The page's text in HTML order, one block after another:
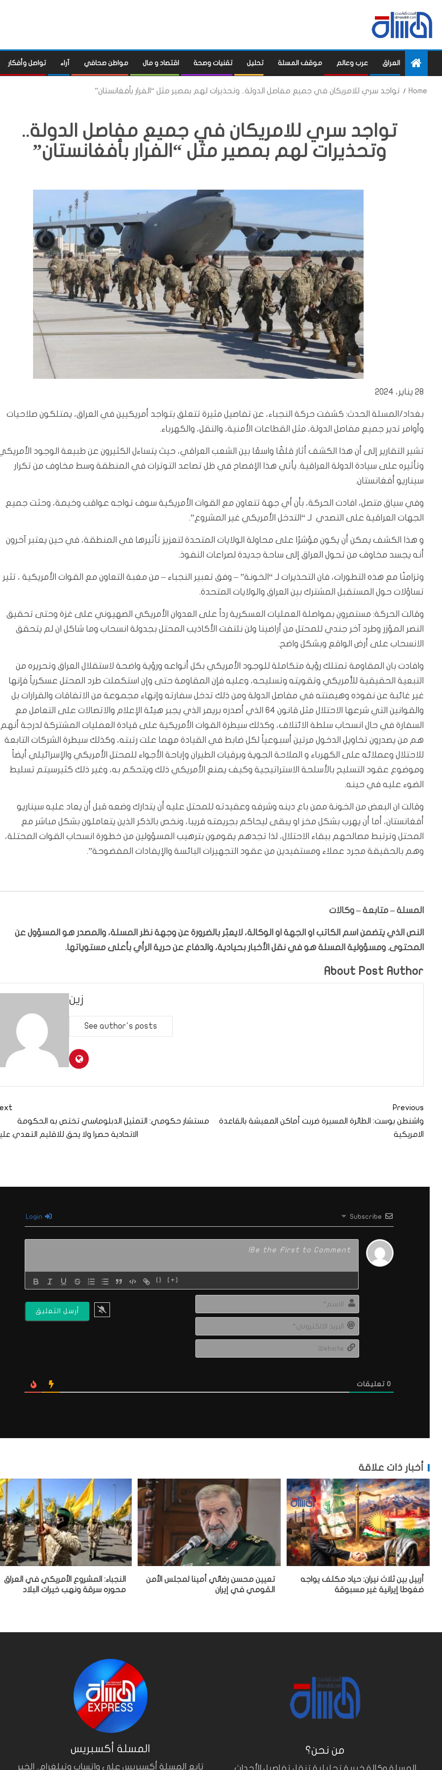
العراق عرب وعالم موقف المسلة تحليل تقنيات وصحة اقتصاد و مال مواطن صحافي آراء تواصل وأفكار
Home تواجد سري للامريكان في جميع مفاصل الدولة.. وتحذيرات لهم بمصير مثل “الفرار بأفغانستان”
تواجد سري للامريكان في جميع مفاصل الدولة..
وتحذيرات لهم بمصير مثل “الفرار بأفغانستان”
28 يناير، 2024
بغداد/المسلة الحدث: كشفت حركة النجباء، عن تفاصيل مثيرة تتعلق بتواجد أمريكيين في العراق، يمتلكون صلاحيات
وأوامر تدير جميع مفاصل الدولة، مثل القطاعات الأمنية، والنقل، والكهرباء.
تشير التقارير إلى أن هذا الكشف أثار قلقًا واسعًا بين الشعب العراقي، حيث يتساءل الكثيرون عن طبيعة الوجود
وتأثيره على سيادة الدولة العراقية. يأتي هذا الإفصاح في ظل تصاعد التوترات في المنطقة وسط مخاوف من تكرار
سيناريو أفغانستان.
وفي سياق متصل، افادت الحركة، بأن أي جهة تتعاون مع القوات الأمريكية سوف تواجه عواقب وخيمة، وحثت جميع
الجهات العراقية على التصدي لـ “التدخل الأمريكي غير المشروع”.
و هذا الكشف يمكن أن يكون مؤشرًا على محاولة الولايات المتحدة لتعزيز تأثيرها في المنطقة، في حين يعتبر آخرون
أنه يجسد مخاوف من تحول العراق إلى ساحة جديدة لصراعات النفوذ.
وتزامنًا مع هذه التطورات، فان التحذيرات لـ “الخونة” – وفق تعبير النجباء – من مغبة التعاون مع القوات الأمريكية ، تثير
تساؤلات حول المستقبل المشترك بين العراق والولايات المتحدة.
وقالت الحركة: مستمرون بمواصلة العمليات العسكرية رداً على العدوان الأمريكي الصهيوني على غزة وحتى تحقيق
النصر المؤزر وطرد آخر جندي للمحتل من أراضينا ولن نلتفت الأكاذيب المحتل بجدولة انسحاب وما شاكل ان لم يتحقق
الانسحاب على أرض الواقع وبشكل واضح.
وافادت بان المقاومة تمتلك رؤية متكاملة للوجود الأمريكي بكل أنواعه ورؤية واضحة لاستقلال العراق وتحريره من
التبعية الحقيقية للأمريكي وتقويته وتسليحه، وعليه فإن المقاومة حتى وإن استكملت طرد المحتل عسكرياً فإنها
غير غائبة عن نفوذه وهيمنته في مفاصل الدولة ومن ذلك تدخل سفارته وإنهاء مجموعة من الاتفاقات والقرارات بل
والقوانين التي شرعها الاحتلال مثل قانون 64 الذي أصدره بريمر الذي يجبر هيئة الإعلام والاتصالات على التعامل مع
السفارة في حال انسحاب سلطة الائتلاف، وكذلك سيطرة القوات الأمريكية على قيادة العمليات المشتركة لدرجة أنهم
هم من يصدرون تخاويل الدخول مرتين أسبوعياً لكل ضابط في القيادة مهما علت رتبته، وكذلك سيطرة الشركات التابعة
للاحتلال وعملائه على الكهرباء و الملاحة الجوية وبرقيات الطيران وإباحة الأجواء للمحتل الأمريكي والإسرائيلي أيضاً
وموضوع عقود التسليح بالأسلحة الاستراتيجية وكيف يمنع الأمريكي ذلك ويتحكم به، وغير ذلك كثيرسيتم تسليط
الضوء عليه في حينه.
وقالت ان البعض من الخونة ممن باع دينه وشرفه وعقيدته للمحتل عليه أن يتدارك وضعه قبل أن يعاد عليه سيناريو
أفغانستان، أما أن يهرب بشكل مخز او يبقى ليحاكم بجريمته قريبا، ونخص بالذكر الذين يتعاملون بشكل مباشر مع
المحتل وترتبط مصالحهم ببقاء الاحتلال، لذا تجدهم يقومون بترهيب المسؤولين من خطورة انسحاب القوات المحتلة،
وهم بالحقيقة مجرد عملاء ومستفيدين من عقود التجهيزات البائسة والإيفادات المفضوحة”.
المسلة – متابعة – وكالات
النص الذي يتضمن اسم الكاتب او الجهة او الوكالة، لايعبّر بالضرورة عن وجهة نظر المسلة، والمصدر هو المسؤول عن
المحتوى. ومسؤولية المسلة هو في نقل الأخبار بحيادية، والدفاع عن حرية الرأي بأعلى مستوياتها.
About Post Author
زين
See author's posts
Previous
واشنطن بوست: الطائرة المسيرة ضربت أماكن المعيشة بالقاعدة
الامريكية
مستشار حكومي: التمثيل الدبلوماسي تختص به الحكومة
الاتحادية حصرا ولا يحق للاقليم التعدي
Subscribe
{} [+]
0 تعليقات
أخبار ذات علاقة
أربيل بين ثلاث نيران: حياد مكلف يواجه
ضغوطا إيرانية غير مسبوقة
تعيين محسن رضائي أمينا لمجلس الأمن
القومي في إيران
النجباء: المشروع الأمريكي في العراق
محوره سرقة ونهب خيرات البلاد
المسلة أكسبريس
تابع المسلة أكسبريس على واتساب وتيلغرام.. الخبر
من نحن؟